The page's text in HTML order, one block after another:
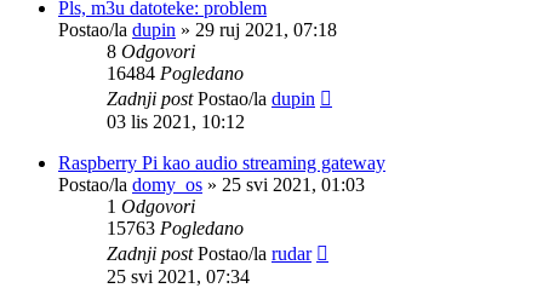
Pls, m3u datoteke: problem
Postao/la dupin » 29 ruj 2021, 07:18
8 Odgovori
16484 Pogledano
Zadnji postPostao/la dupin
03 lis 2021, 10:12
Raspberry Pi kao audio streaming gateway
Postao/la domy_os » 25 svi 2021, 01:03
1 Odgovori
15763 Pogledano
Zadnji postPostao/la rudar
25 svi 2021, 07:34